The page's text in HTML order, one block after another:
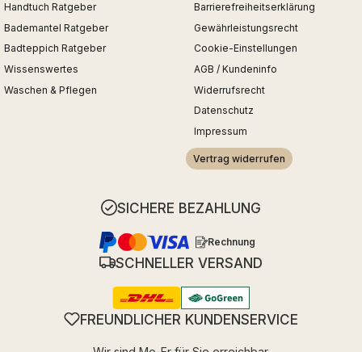
Handtuch Ratgeber
Bademantel Ratgeber
Badteppich Ratgeber
Wissenswertes
Waschen & Pflegen
Barrierefreiheitserklärung
Gewährleistungsrecht
Cookie-Einstellungen
AGB / Kundeninfo
Widerrufsrecht
Datenschutz
Impressum
Vertrag widerrufen
SICHERE BEZAHLUNG
Rechnung
SCHNELLER VERSAND
FREUNDLICHER KUNDENSERVICE